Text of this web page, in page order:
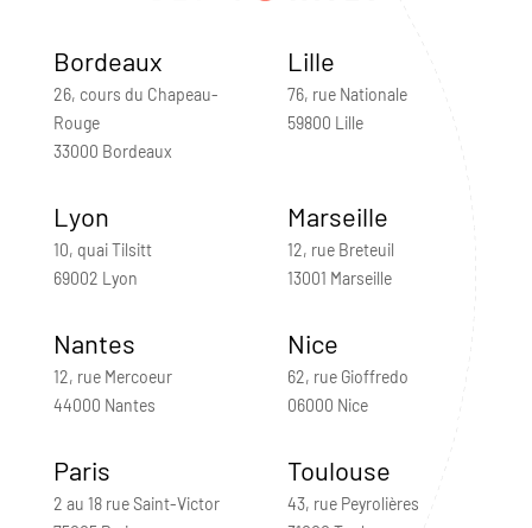
Bordeaux
26, cours du Chapeau-
Rouge
33000 Bordeaux
Lille
76, rue Nationale
59800 Lille
Lyon
10, quai Tilsitt
69002 Lyon
Marseille
12, rue Breteuil
13001 Marseille
Nantes
12, rue Mercoeur
44000 Nantes
Nice
62, rue Gioffredo
06000 Nice
Paris
2 au 18 rue Saint-Victor
Toulouse
43, rue Peyrolières